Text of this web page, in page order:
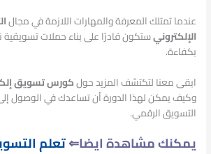
عندما تمتلك المعرفة والمهارات اللازمة في مجال
الإلكترونيستكون قادرًا على بناء حملات
بكفاءة.
ابقى معنا لتكتشف المزيد حولكورس تسويق
وكيف يمكن لهذا الدورة أن تساعدك في الوصول
التسويق الرقمي.
يمكنك مشاهدة ايضا⇐تعلم